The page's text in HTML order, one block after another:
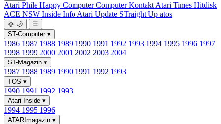
Atari Phile Happy ComputerComputer Kontakt Atari Times Hitdisk
ACE NSW Inside Info Atari Update STraight Up atos
🌞 🌙
☰
ST-Computer ▾
1986 1987 1988 1989 1990 1991 1992 1993 1994 1995 1996 1997
1998 1999 2000 2001 2002 2003 2004
ST-Magazin ▾
1987 1988 1989 1990 1991 1992 1993
TOS ▾
1990 1991 1992 1993
Atari Inside ▾
1994 1995 1996
ATARImagazin ▾